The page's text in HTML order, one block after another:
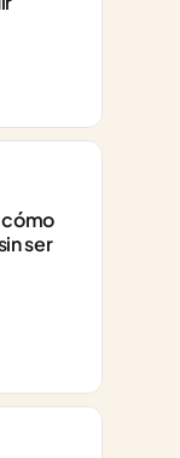
cómo
ser